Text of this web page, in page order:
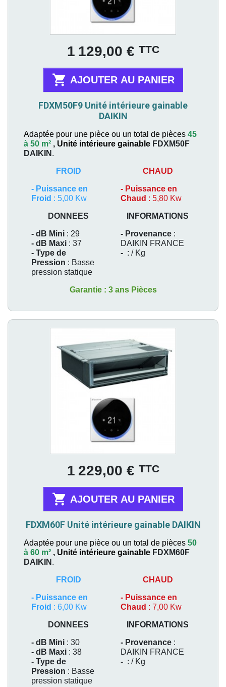
1 129,00 € TTC
 AJOUTER AU PANIER
FDXM50F9 Unité intérieure gainable
DAIKIN
Adaptée pour une pièce ou un total de pièces 45
à 50 m² , Unité intérieure gainable FDXM50F
DAIKIN .
FROID
- Puissance en
Froid : 5,00 Kw
CHAUD
- Puissance en
Chaud : 5,80 Kw
DONNEES
- dB Mini : 29
- dB Maxi : 37
- Type de
Pression : Basse
pression statique
INFORMATIONS
- Provenance :
DAIKIN FRANCE
- : / Kg
Garantie : 3 ans Pièces
1 229,00 € TTC
 AJOUTER AU PANIER
FDXM60F Unité intérieure gainable DAIKIN
Adaptée pour une pièce ou un total de pièces 50
à 60 m² , Unité intérieure gainable FDXM60F
DAIKIN .
FROID
- Puissance en
Froid : 6,00 Kw
CHAUD
- Puissance en
Chaud : 7,00 Kw
DONNEES
- dB Mini : 30
- dB Maxi : 38
- Type de
Pression : Basse
pression statique
INFORMATIONS
- Provenance :
DAIKIN FRANCE
- : / Kg